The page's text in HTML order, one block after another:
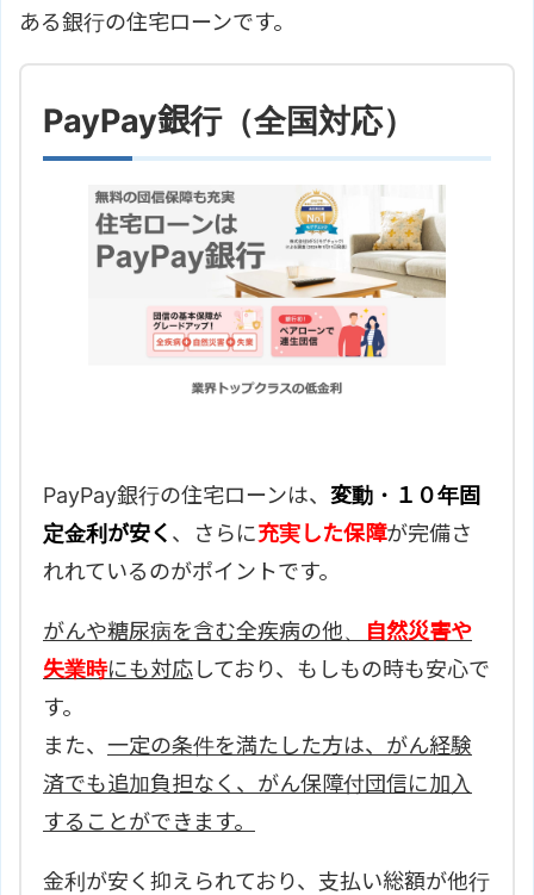
ある銀行の住宅ローンです。
PayPay銀行（全国対応）
PayPay銀行の住宅ローンは、 変動・１０年固
定金利が安く 、さらに充実した保障が完備さ
れれているのがポイントです。
がんや糖尿病を含む全疾病の他、
自然災害や
失業時にも対応しており、もしもの時も安心で
す。
また、 一定の条件を満たした方は、がん経験
済でも追加負担なく、がん保障付団信に加入
することができます。
金利が安く抑えられており、支払い総額が他行